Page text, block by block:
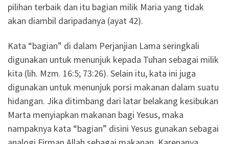
pilihan terbaik dan itu bagian milik Maria yang tidak
akan diambil daripadanya (ayat 42).
Kata “bagian” di dalam Perjanjian Lama seringkali
digunakan untuk menunjuk kepada Tuhan sebagai milik
kita (lih. Mzm. 16:5; 73:26). Selain itu, kata ini juga
digunakan untuk menunjuk porsi makanan dalam suatu
hidangan. Jika ditimbang dari latar belakang kesibukan
Marta menyiapkan makanan bagi Yesus, maka
nampaknya kata “bagian” disini Yesus gunakan sebagai